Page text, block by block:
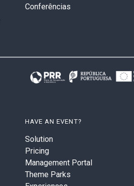
Conferências
HAVE AN EVENT?
Solution
Pricing
Management Portal
Theme Parks